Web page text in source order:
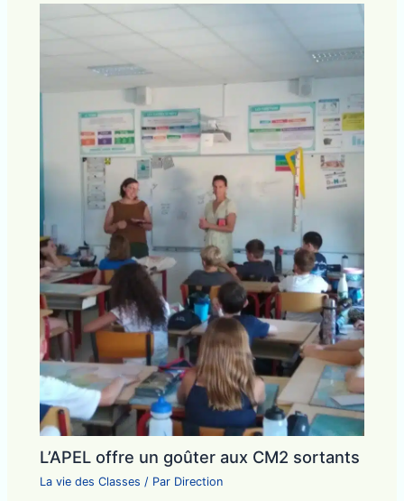
L’APEL offre un goûter aux CM2 sortants
La vie des Classes / Par Direction